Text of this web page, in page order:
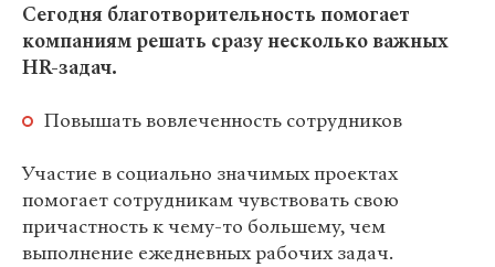
Сегодня благотворительность помогает
компаниям решать сразу несколько важных
HR-задач.
Повышать вовлеченность сотрудников
Участие в социально значимых проектах
помогает сотрудникам чувствовать свою
причастность к чему-то большему, чем
выполнение ежедневных рабочих задач.